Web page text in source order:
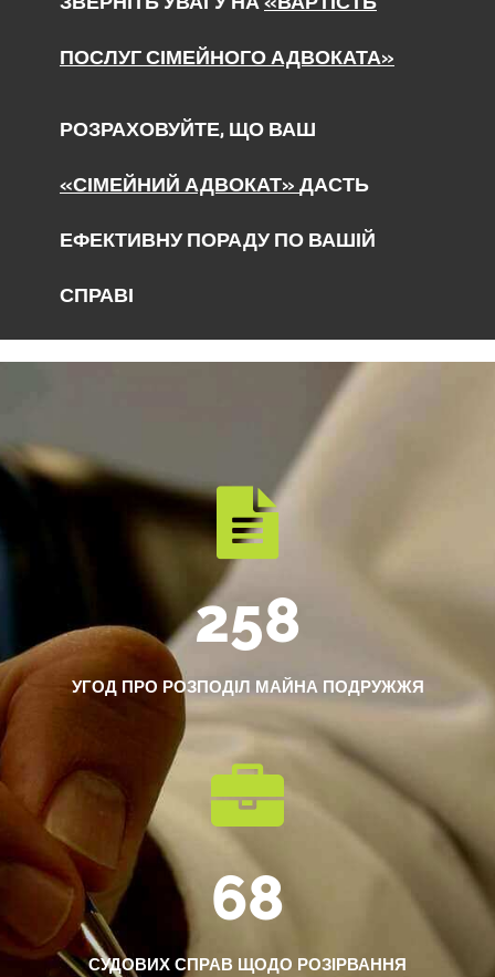
ПОСЛУГ СІМЕЙНОГО АДВОКАТА»
РОЗРАХОВУЙТЕ, ЩО ВАШ
«СІМЕЙНИЙ АДВОКАТ» ДАСТЬ
ЕФЕКТИВНУ ПОРАДУ ПО ВАШІЙ
СПРАВІ
258
УГОД ПРО РОЗПОДІЛ МАЙНА ПОДРУЖЖЯ
68
СУДОВИХ СПРАВ ЩОДО РОЗІРВАННЯ